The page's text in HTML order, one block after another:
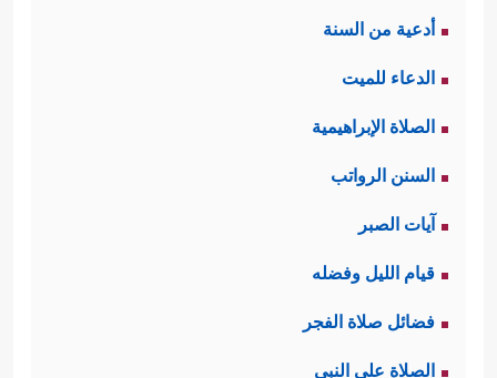
أدعية من السنة
الدعاء للميت
الصلاة الإبراهيمية
السنن الرواتب
آيات الصبر
قيام الليل وفضله
فضائل صلاة الفجر
الصلاة على النبي